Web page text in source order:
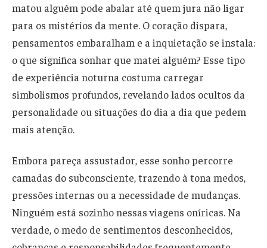
matou alguém pode abalar até quem jura não ligar
para os mistérios da mente. O coração dispara,
pensamentos embaralham e a inquietação se instala:
o que significa sonhar que matei alguém? Esse tipo
de experiência noturna costuma carregar
simbolismos profundos, revelando lados ocultos da
personalidade ou situações do dia a dia que pedem
mais atenção.
Embora pareça assustador, esse sonho percorre
camadas do subconsciente, trazendo à tona medos,
pressões internas ou a necessidade de mudanças.
Ninguém está sozinho nessas viagens oníricas. Na
verdade, o medo de sentimentos desconhecidos,